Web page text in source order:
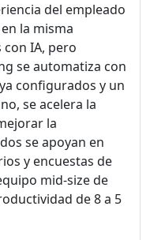
del empleado
la misma
con IA, pero
se automatiza con
configurados y un
se acelera la
la
se apoyan en
y encuestas de
mid-size de
de 8 a 5